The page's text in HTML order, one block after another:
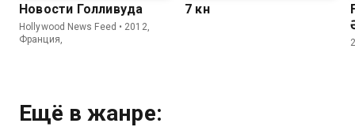
Новости Голливуда
Hollywood News Feed • 2012,
Франция,
7 күн
Ещё в жанре: